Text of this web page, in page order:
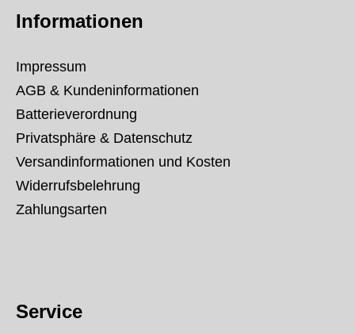
Informationen
Impressum
AGB & Kundeninformationen
Batterieverordnung
Privatsphäre & Datenschutz
Versandinformationen und Kosten
Widerrufsbelehrung
Zahlungsarten
Service